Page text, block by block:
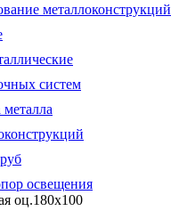
металлоконструкций
систем
освещения